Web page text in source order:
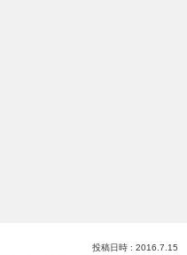
投稿日時 : 2016.7.15